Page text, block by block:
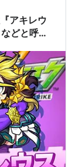
ゼノンって
られている
アキレウ
どと呼ば